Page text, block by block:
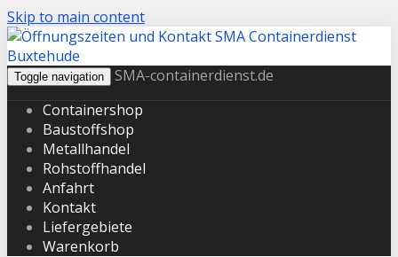
Skip to main content
Toggle navigation
SMA-containerdienst.de
Containershop
Baustoffshop
Metallhandel
Rohstoffhandel
Anfahrt
Kontakt
Liefergebiete
Warenkorb